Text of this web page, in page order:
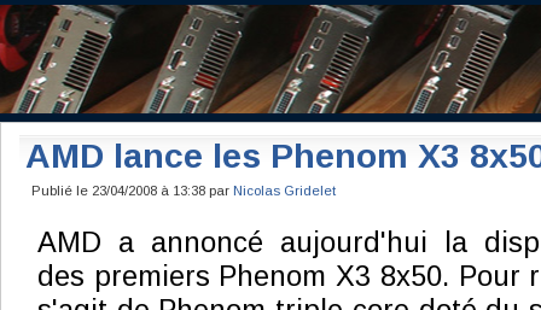
AMD lance les Phenom X3
Publié le 23/04/2008 à 13:38 par Nicolas Gridelet
AMD a annoncé aujourd'hui la
des premiers Phenom X3 8x50. Pour